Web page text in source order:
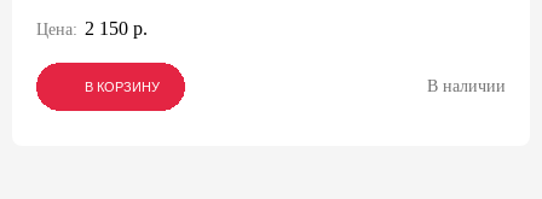
Цена: 2 150 р.
В КОРЗИНУ
В КОРЗИНУ
В КОРЗИНУ В наличии